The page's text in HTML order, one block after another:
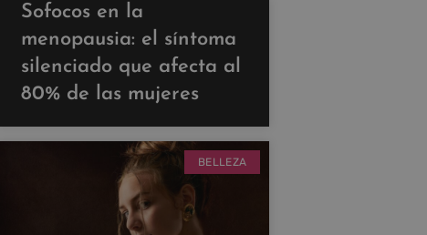
Sofocos en la
menopausia: el síntoma
silenciado que afecta al
80% de las mujeres
BELLEZA